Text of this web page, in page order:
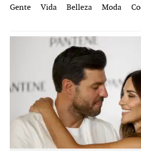
Gente Vida Belleza Moda